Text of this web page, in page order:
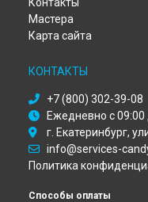
Ремонт стиральной
Ремонт стиральной
Ремонт стиральной
Ремонт стиральной
Новокузнецке
Ремонт стиральной
Ремонт стиральной
Ремонт стиральной
Набережных Челнах
Мастера
Карта сайта
КОНТАКТЫ
+7 (800) 302-39-08
Ежедневно с 09:00
г. Екатеринбург,
info@services-
Политика
Способы оплаты